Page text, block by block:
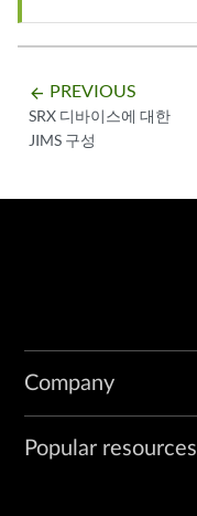
arrow_backward PREVIOUS
SRX 디바이스에 대한
JIMS 구성
Company
Popular resources